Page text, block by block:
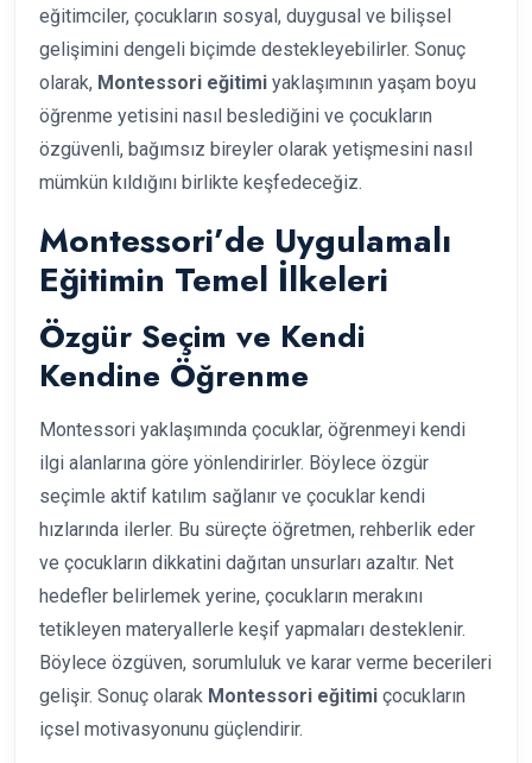
eğitimciler, çocukların sosyal, duygusal ve bilişsel
gelişimini dengeli biçimde destekleyebilirler. Sonuç
olarak, Montessori eğitimi yaklaşımının yaşam boyu
öğrenme yetisini nasıl beslediğini ve çocukların
özgüvenli, bağımsız bireyler olarak yetişmesini nasıl
mümkün kıldığını birlikte keşfedeceğiz.
Montessori’de Uygulamalı
Eğitimin Temel İlkeleri
Özgür Seçim ve Kendi
Kendine Öğrenme
Montessori yaklaşımında çocuklar, öğrenmeyi kendi
ilgi alanlarına göre yönlendirirler. Böylece özgür
seçimle aktif katılım sağlanır ve çocuklar kendi
hızlarında ilerler. Bu süreçte öğretmen, rehberlik eder
ve çocukların dikkatini dağıtan unsurları azaltır. Net
hedefler belirlemek yerine, çocukların merakını
tetikleyen materyallerle keşif yapmaları desteklenir.
Böylece özgüven, sorumluluk ve karar verme becerileri
gelişir. Sonuç olarak Montessori eğitimi çocukların
içsel motivasyonunu güçlendirir.